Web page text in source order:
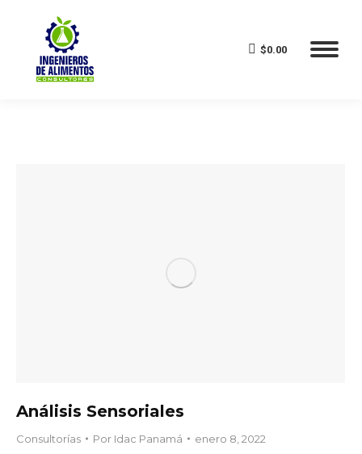
$0.00
Análisis Sensoriales
Consultorías Por Idac Panamá enero 8, 2022